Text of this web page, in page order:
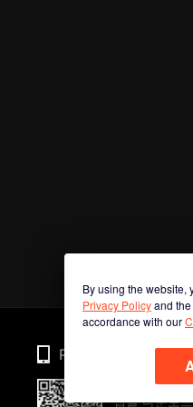
By using the website,
Privacy Policyand
accordance with our
Phone
앱을 다운로